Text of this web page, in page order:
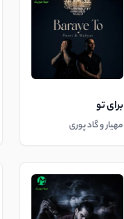
برای تو
مهیار و گاد پوری